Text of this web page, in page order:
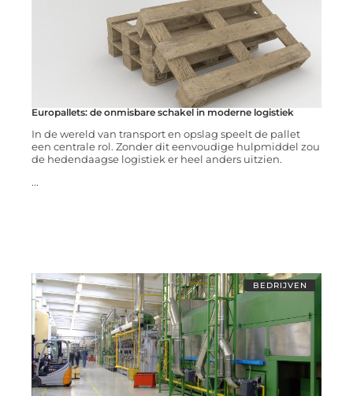
Europallets: de onmisbare schakel in moderne logistiek
In de wereld van transport en opslag speelt de pallet
een centrale rol. Zonder dit eenvoudige hulpmiddel zou
de hedendaagse logistiek er heel anders uitzien.
...
BEDRIJVEN